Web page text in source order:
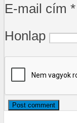
E-mail cím *
Honlap